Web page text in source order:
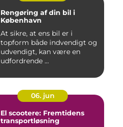
Rengøring af din bil i
København
At sikre, at ens bil er i
topform både indvendigt og
udvendigt, kan være en
udfordrende ...
06. jun
El scootere: Fremtidens
transportløsning